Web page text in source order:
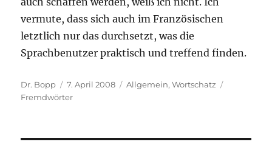
vermute, dass sich auch im Französischen
letztlich nur das durchsetzt, was die
Sprachbenutzer praktisch und treffend finden.
Autor
Dr. Bopp
Veröffentlicht
am
7. April 2008 Kategorien
Allgemein,Wortschatz
Fremdwörter